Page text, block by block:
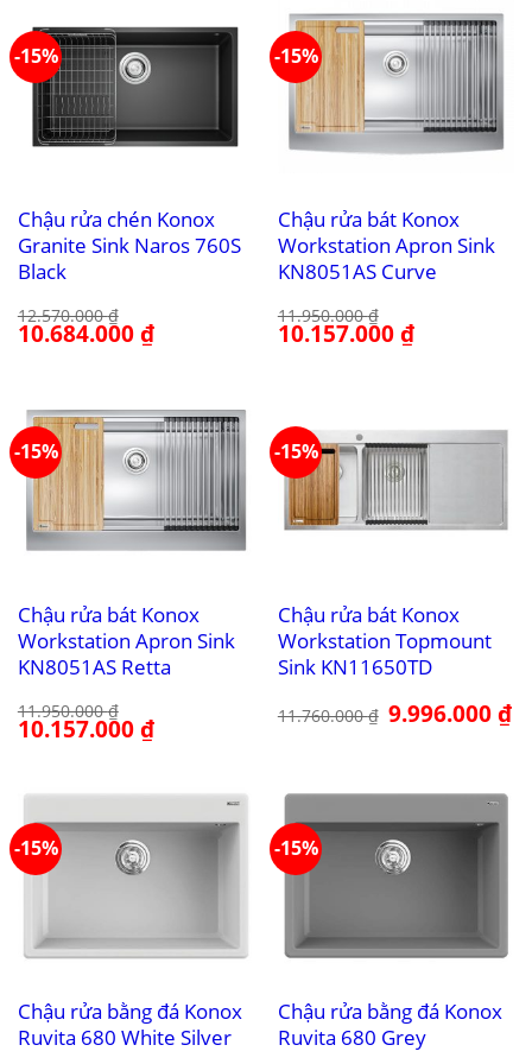
-15%
Chậu rửa chén Konox
Granite Sink Naros 760S
Black
12.570.000₫
Giá
gốc
10.684.000₫Giá
hiện
-15%
Chậu rửa bát Konox
Workstation Apron Sink
KN8051AS Curve
11.950.000₫
Giá
gốc
10.157.000₫Giá
hiện
-15%
Chậu rửa bát Konox
Workstation Apron Sink
KN8051AS Retta
11.950.000₫
Giá
gốc
10.157.000₫Giá
hiện
-15%
Chậu rửa bát Konox
Workstation Topmount
Sink KN11650TD
11.760.000₫ Giá
gốc
9.996.000₫
-15%
Chậu rửa bằng đá Konox
Ruvita 680 White Silver
-15%
Chậu rửa bằng đá Konox
Ruvita 680 Grey